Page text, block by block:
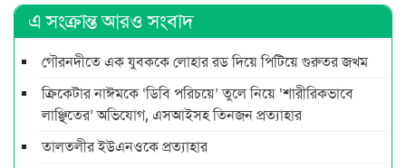
এ সংক্রান্ত আরও সংবাদ
গৌরনদীতে এক যুবককে লোহার রড দিয়ে পিটিয়ে গুরুতর জখম
ক্রিকেটার নাঈমকে ‘ডিবি পরিচয়ে’ তুলে নিয়ে ‘শারীরিকভাবে
লাঞ্ছিতের’ অভিযোগ, এসআইসহ তিনজন প্রত্যাহার
তালতলীর ইউএনওকে প্রত্যাহার